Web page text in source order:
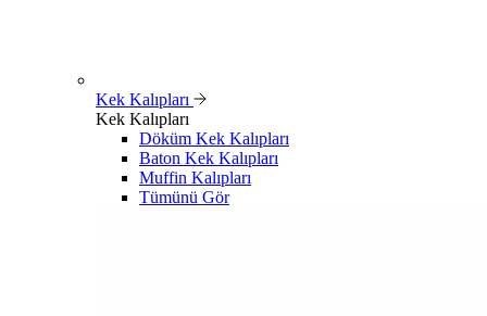
Kek Kalıpları
Kek Kalıpları
Döküm Kek Kalıpları
Baton Kek Kalıpları
Muffin Kalıpları
Tümünü Gör